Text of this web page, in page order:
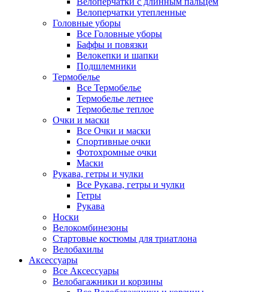
Велоперчатки утепленные
Головные уборы
Все Головные уборы
Баффы и повязки
Велокепки и шапки
Подшлемники
Термобелье
Все Термобелье
Термобелье летнее
Термобелье теплое
Очки и маски
Все Очки и маски
Спортивные очки
Фотохромные очки
Маски
Рукава, гетры и чулки
Все Рукава, гетры и чулки
Гетры
Рукава
Носки
Велокомбинезоны
Стартовые костюмы для триатлона
Велобахилы
Аксессуары
Все Аксессуары
Велобагажники и корзины